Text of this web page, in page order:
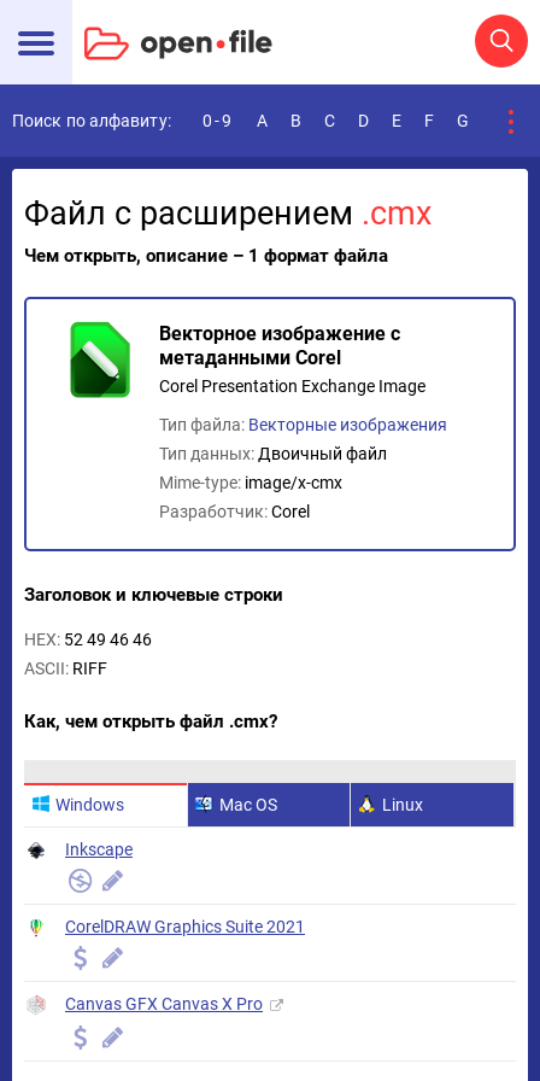
Поиск по алфавиту: 0-9 A B C D E F G
Файл с расширением .cmx
Чем открыть, описание – 1 формат файла
Векторное изображение с
метаданными Corel
Corel Presentation Exchange Image
Тип файла: Векторные изображения
Тип данных: Двоичный файл
Mime-type: image/x-cmx
Разработчик:Corel
Заголовок и ключевые строки
HEX: 52 49 46 46
ASCII: RIFF
Как, чем открыть файл .cmx?
Windows Mac OS Linux
Inkscape
CorelDRAW Graphics Suite 2021
Canvas GFX Canvas X Pro